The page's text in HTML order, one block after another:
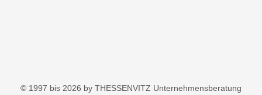
© 1997 bis 2026 by THESSENVITZ Unternehmensberatung